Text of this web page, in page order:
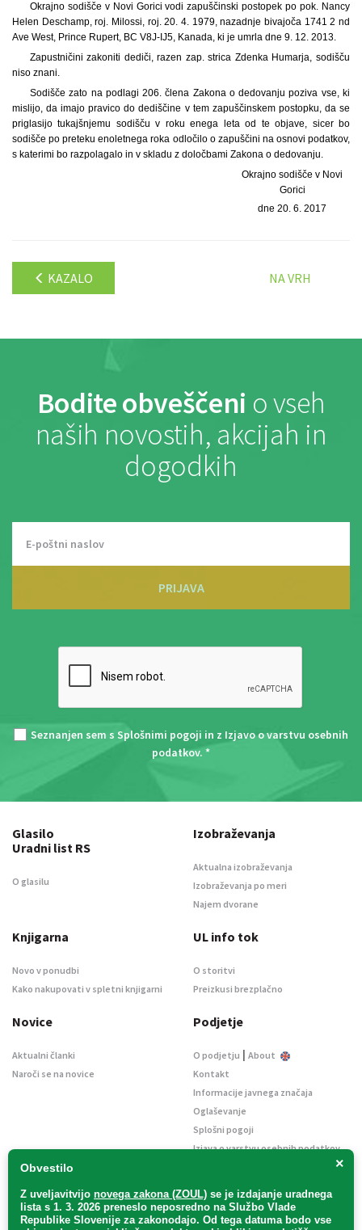
Okrajno sodišče v Novi Gorici vodi zapuščinski postopek po pok. Nancy
Helen Deschamp, roj. Milossi, roj. 20. 4. 1979, nazadnje bivajoča 1741 2 nd
Ave West, Prince Rupert, BC V8J-IJ5, Kanada, ki je umrla dne 9. 12. 2013.
Zapustničini zakoniti dediči, razen zap. strica Zdenka Humarja, sodišču
niso znani.
Sodišče zato na podlagi 206. člena Zakona o dedovanju poziva vse, ki
mislijo, da imajo pravico do dediščine v tem zapuščinskem postopku, da se
priglasijo tukajšnjemu sodišču v roku enega leta od te objave, sicer bo
sodišče po preteku enoletnega roka odločilo o zapuščini na osnovi podatkov,
s katerimi bo razpolagalo in v skladu z določbami Zakona o dedovanju.
Okrajno sodišče v Novi
Gorici
dne 20. 6. 2017
KAZALO NA VRH
Bodite obveščeni o vseh
naših novostih, akcijah in
dogodkih
PRIJAVA
Seznanjen sem s Splošnimi pogoji in z Izjavo o varstvu osebnih
podatkov. *
×
Obvestilo
Z uveljavitvijo novega zakona (ZOUL) se je izdajanje uradnega
lista s 1. 3. 2026 preneslo neposredno na Službo Vlade
Republike Slovenije za zakonodajo. Od tega datuma bodo vse
Glasilo
Uradni list RS
O glasilu
Izobraževanja
Aktualna izobraževanja
Izobraževanja po meri
Najem dvorane
Knjigarna
Novo v ponudbi
Kako nakupovati v spletni knjigarni
UL info tok
O storitvi
Preizkusi brezplačno
Novice
Aktualni članki
Naroči se na novice
Podjetje
O podjetju | About
Kontakt
Informacije javnega značaja
Oglaševanje
Splošni pogoji
Izjava o varstvu osebnih podatkov